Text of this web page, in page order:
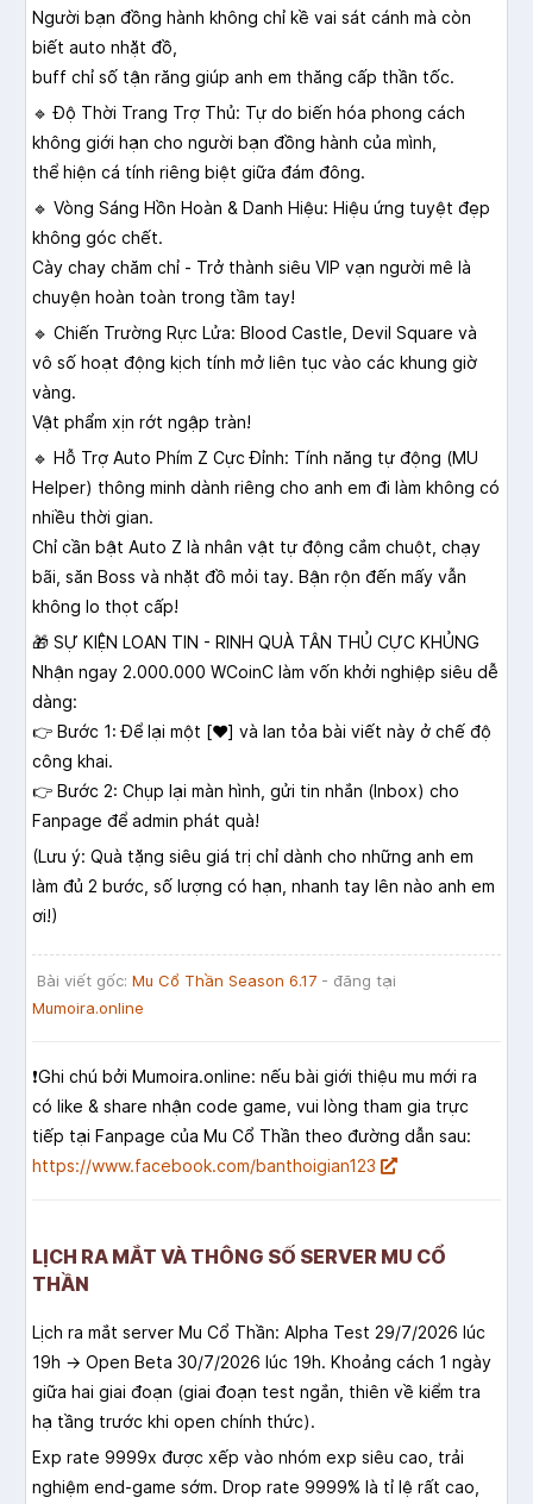
Người bạn đồng hành không chỉ kề vai sát cánh mà còn
biết auto nhặt đồ,
buff chỉ số tận răng giúp anh em thăng cấp thần tốc.
🔹 Độ Thời Trang Trợ Thủ: Tự do biến hóa phong cách
không giới hạn cho người bạn đồng hành của mình,
thể hiện cá tính riêng biệt giữa đám đông.
🔹 Vòng Sáng Hồn Hoàn & Danh Hiệu: Hiệu ứng tuyệt đẹp
không góc chết.
Cày chay chăm chỉ - Trở thành siêu VIP vạn người mê là
chuyện hoàn toàn trong tầm tay!
🔹 Chiến Trường Rực Lửa: Blood Castle, Devil Square và
vô số hoạt động kịch tính mở liên tục vào các khung giờ
vàng.
Vật phẩm xịn rớt ngập tràn!
🔹 Hỗ Trợ Auto Phím Z Cực Đỉnh: Tính năng tự động (MU
Helper) thông minh dành riêng cho anh em đi làm không có
nhiều thời gian.
Chỉ cần bật Auto Z là nhân vật tự động cắm chuột, chạy
bãi, săn Boss và nhặt đồ mỏi tay. Bận rộn đến mấy vẫn
không lo thọt cấp!
🎁 SỰ KIỆN LOAN TIN - RINH QUÀ TÂN THỦ CỰC KHỦNG
Nhận ngay 2.000.000 WCoinC làm vốn khởi nghiệp siêu dễ
dàng:
👉 Bước 1: Để lại một [♥️] và lan tỏa bài viết này ở chế độ
công khai.
👉 Bước 2: Chụp lại màn hình, gửi tin nhắn (Inbox) cho
Fanpage để admin phát quà!
(Lưu ý: Quà tặng siêu giá trị chỉ dành cho những anh em
làm đủ 2 bước, số lượng có hạn, nhanh tay lên nào anh em
ơi!)
Bài viết gốc: Mu Cổ Thần Season 6.17 - đăng tại
Mumoira.online
❗️Ghi chú bởi Mumoira.online: nếu bài giới thiệu mu mới ra
có like & share nhận code game, vui lòng tham gia trực
tiếp tại Fanpage của Mu Cổ Thần theo đường dẫn sau:
https://www.facebook.com/banthoigian123
LỊCH RA MẮT VÀ THÔNG SỐ SERVER MU CỔ
THẦN
Lịch ra mắt server Mu Cổ Thần: Alpha Test 29/7/2026 lúc
19h → Open Beta 30/7/2026 lúc 19h. Khoảng cách 1 ngày
giữa hai giai đoạn (giai đoạn test ngắn, thiên về kiểm tra
hạ tầng trước khi open chính thức).
Exp rate 9999x được xếp vào nhóm exp siêu cao, trải
nghiệm end-game sớm. Drop rate 9999% là tỉ lệ rất cao,